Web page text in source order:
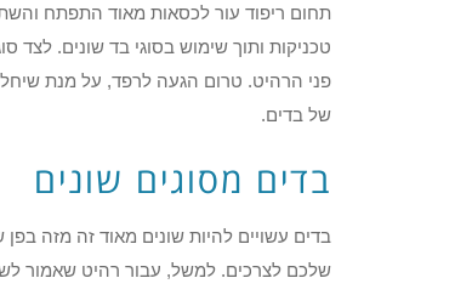
תחום ריפוד עור לכסאות מאוד התפתח
טכניקות ותוך שימוש בסוגי בד שונים. לצד
פני הרהיט. טרום הגעה לרפד, על מנת
של בדים.
בדים מסוגים שונים
בדים עשויים להיות שונים מאוד זה מזה
שלכם לצרכים. למשל, עבור רהיט שאמור